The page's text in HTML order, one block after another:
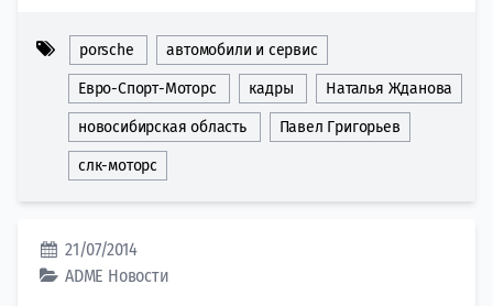
porsche автомобили и сервис
Евро-Спорт-Моторс кадры Наталья Жданова
новосибирская область Павел Григорьев
слк-моторс
21/07/2014
ADME Новости